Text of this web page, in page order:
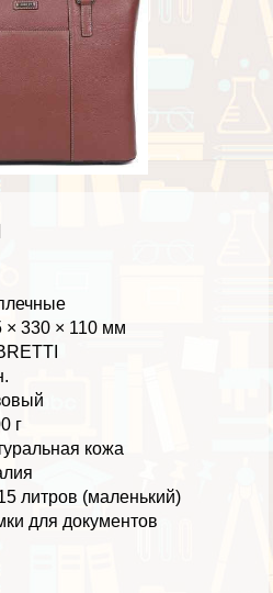
× 330 × 110 мм
г
кожа
литров (маленький)
для документов